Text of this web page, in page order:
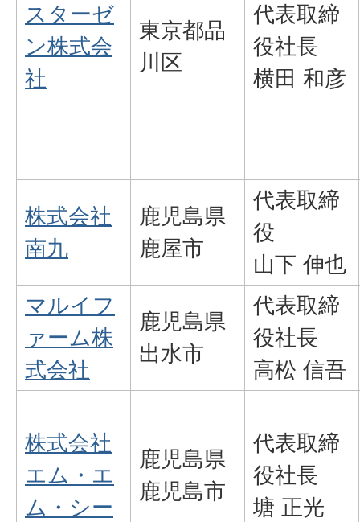
スターゼ
ン株式会
社
東京都品
川区
代表取締
役社長
横田 和彦
株式会社
南九
鹿児島県
鹿屋市
代表取締
役
山下 伸也
マルイフ
ァーム株
式会社
鹿児島県
出水市
代表取締
役社長
高松 信吾
株式会社
エム・エ
ム・シー
鹿児島県
鹿児島市
代表取締
役社長
塘 正光